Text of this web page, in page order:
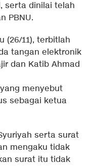
serta dinilai telah
PBNU.
(26/11), terbitlah
tangan elektronik
dan Katib Ahmad
yang menyebut
sebagai ketua
serta surat
mengaku tidak
surat itu tidak